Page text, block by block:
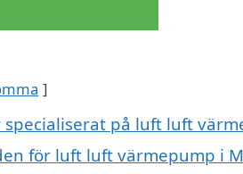
på luft luft
för luft luft värmepump i